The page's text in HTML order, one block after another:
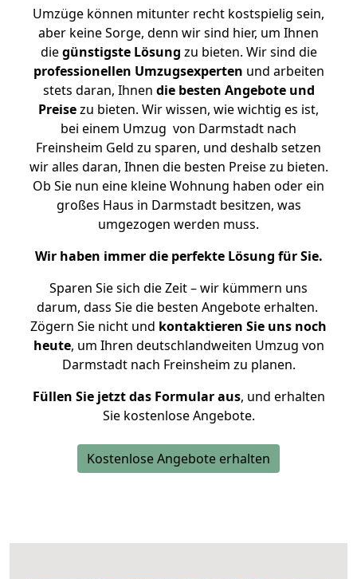
Umzüge können mitunter recht kostspielig sein,
aber keine Sorge, denn wir sind hier, um Ihnen
diegünstigste Lösung zu bieten. Wir sind die
professionellen Umzugsexperten und arbeiten
stets daran, Ihnen die besten Angebote und
Preisezu bieten. Wir wissen, wie wichtig es ist,
bei einem Umzug von Darmstadt nach
Freinsheim Geld zu sparen, und deshalb setzen
wir alles daran, Ihnen die besten Preise zu bieten.
Ob Sie nun eine kleine Wohnung haben oder ein
großes Haus in Darmstadt besitzen, was
umgezogen werden muss.
Wir haben immer die perfekte Lösung für Sie.
Sparen Sie sich die Zeit – wir kümmern uns
darum, dass Sie die besten Angebote erhalten.
Zögern Sie nicht und kontaktieren Sie uns noch
heute, um Ihren deutschlandweiten Umzug von
Darmstadt nach Freinsheim zu planen.
Füllen Sie jetzt das Formular aus, und erhalten
Sie kostenlose Angebote.
Kostenlose Angebote erhalten